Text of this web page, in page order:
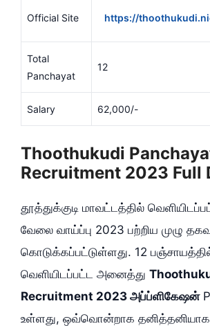
Official Site https://
Total
Panchayat
12
Salary 62,000/-
Thoothukudi
Recruitment 2023 Full
தூத்துக்குடி மாவட்டத்தில்
வேலை வாய்ப்பு 2023 பற்றிய முழு
கொடுக்கப்பட்டுள்ளது. 12
வெளியிடப்பட்ட அனைத்து
Recruitment 2023 அப்ப்ளிகேஷன்
உள்ளது, ஒவ்வொன்றாக தனித்தனியாக